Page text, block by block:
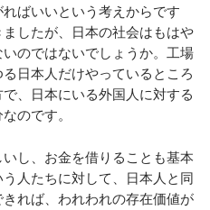
ばいいという考えからです
したが、日本の社会はもはや
のではないでしょうか。工場
日本人だけやっているところ
、日本にいる外国人に対する
のです。
し、お金を借りることも基本
人たちに対して、日本人と同
れば、われわれの存在価値が